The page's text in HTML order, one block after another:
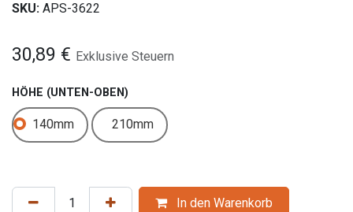
SKU: APS-3622
30,89 € Exklusive Steuern
HÖHE (UNTEN-OBEN)
140mm 210mm
In den Warenkorb